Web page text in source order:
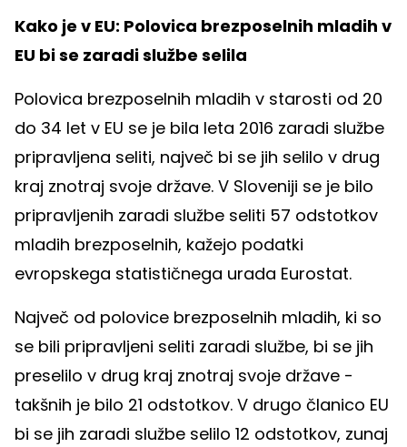
Kako je v EU: Polovica brezposelnih mladih v
EU bi se zaradi službe selila
Polovica brezposelnih mladih v starosti od 20
do 34 let v EU se je bila leta 2016 zaradi službe
pripravljena seliti, največ bi se jih selilo v drug
kraj znotraj svoje države. V Sloveniji se je bilo
pripravljenih zaradi službe seliti 57 odstotkov
mladih brezposelnih, kažejo podatki
evropskega statističnega urada Eurostat.
Največ od polovice brezposelnih mladih, ki so
se bili pripravljeni seliti zaradi službe, bi se jih
preselilo v drug kraj znotraj svoje države -
takšnih je bilo 21 odstotkov. V drugo članico EU
bi se jih zaradi službe selilo 12 odstotkov, zunaj